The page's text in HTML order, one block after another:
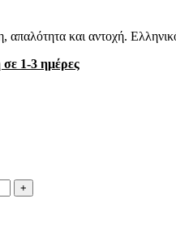
απαλότητα και αντοχή.
1-3 ημέρες